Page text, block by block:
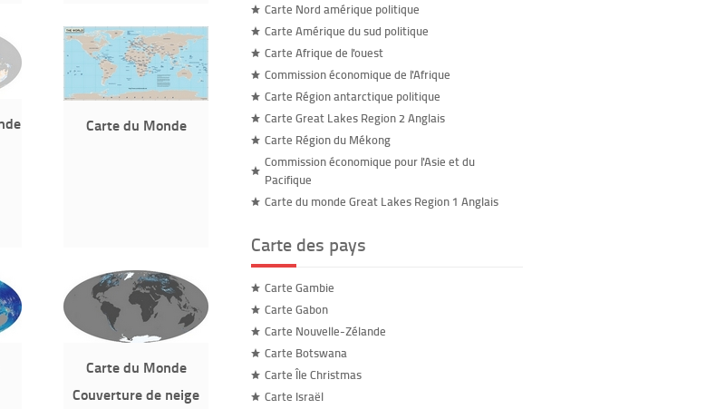
Carte du Monde
Carte du Monde
Couverture de neige
Carte Nord amérique politique
Carte Amérique du sud politique
Carte Afrique de l'ouest
Commission économique de l'Afrique
Carte Région antarctique politique
Carte Great Lakes Region 2 Anglais
Carte Région du Mékong
Commission économique pour l'Asie et du
Pacifique
Carte du monde Great Lakes Region 1 Anglais
Carte des pays
Carte Gambie
Carte Gabon
Carte Nouvelle-Zélande
Carte Botswana
Carte Île Christmas
Carte Israël